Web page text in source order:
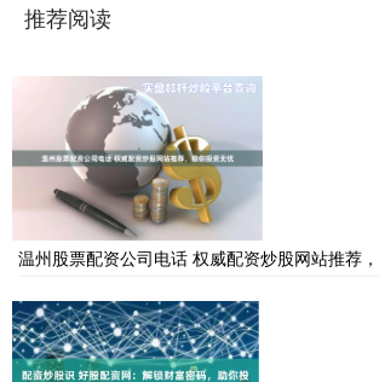
推荐阅读
温州股票配资公司电话 权威配资炒股网站推荐